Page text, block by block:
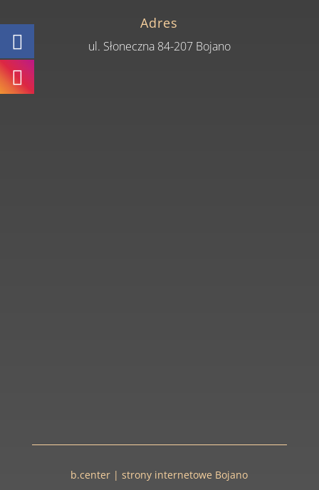
Adres
ul. Słoneczna 84-207 Bojano
b.center | strony internetowe Bojano